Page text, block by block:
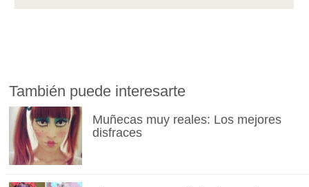
También puede interesarte
Muñecas muy reales: Los mejores
disfraces